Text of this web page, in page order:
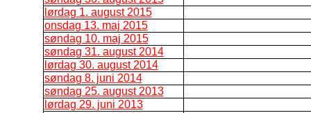
lørdag 1. august 2015
onsdag 13. maj 2015
søndag 10. maj 2015
søndag 31. august 2014
lørdag 30. august 2014
søndag 8. juni 2014
søndag 25. august 2013
lørdag 29. juni 2013